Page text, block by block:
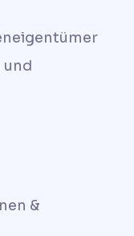
&